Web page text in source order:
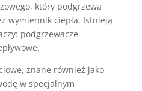
który podgrzewa
wymiennik ciepła. Istnieją
podgrzewacze
znane również jako
w specjalnym